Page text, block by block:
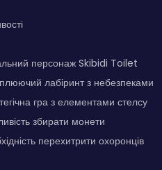
персонаж Skibidi Toilet
лабіринт з небезпеками
гра з елементами стелсу
збирати монети
перехитрити охоронців